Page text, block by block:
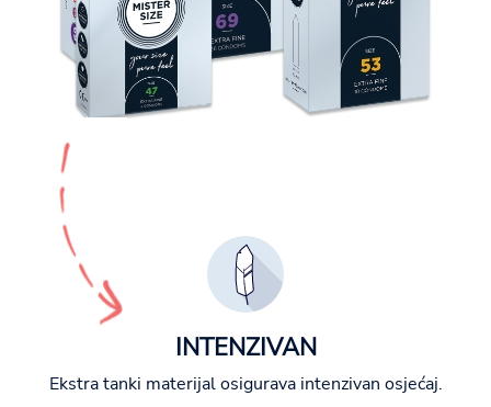
INTENZIVAN
Ekstra tanki materijal osigurava intenzivan osjećaj.